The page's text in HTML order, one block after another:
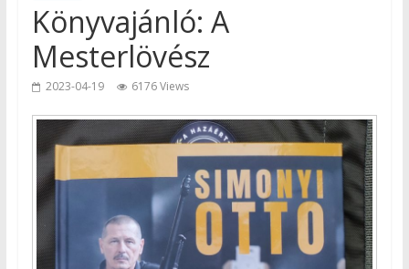
Könyvajánló: A
Mesterlövész
2023-04-19 6176 Views